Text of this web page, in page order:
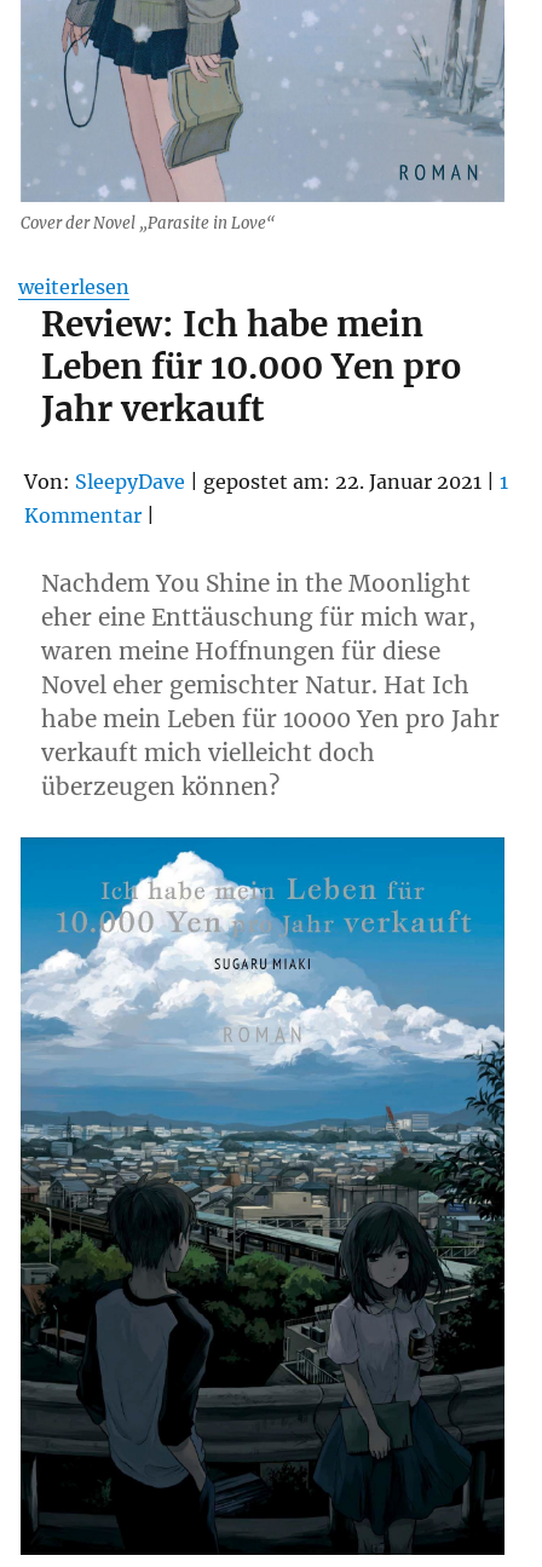
Cover der Novel „Parasite in Love“
„Review: Parasite in Love“
weiterlesen
Review: Ich habe mein
Leben für 10.000 Yen pro
Jahr verkauft
Von: SleepyDave | gepostet am: 22. Januar 2021 | 1
Kommentar
Nachdem You Shine in the Moonlight
eher eine Enttäuschung für mich war,
waren meine Hoffnungen für diese
Novel eher gemischter Natur. Hat Ich
habe mein Leben für 10000 Yen pro Jahr
verkauft mich vielleicht doch
überzeugen können?